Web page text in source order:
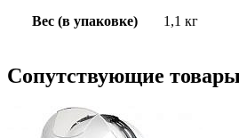
Вес (в упаковке) 1,1 кг
Сопутствующие товары